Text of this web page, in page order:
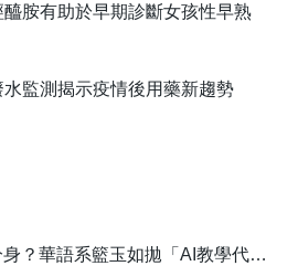
的組織氛圍。 本研究豐富了企
響因素的理論認知，強調了減少
轉型過程中，提高員工工作投入
，有助於企業更好地管理人力資
員工在數位轉型過程中的工作投
文出處：Ye, D., Xu, B., Wei, B.,
Employee work engagement in
胺有助於早期診斷女孩性早熟
監測揭示疫情後用藥新趨勢
？華語系籃玉如拋「AI教學代理